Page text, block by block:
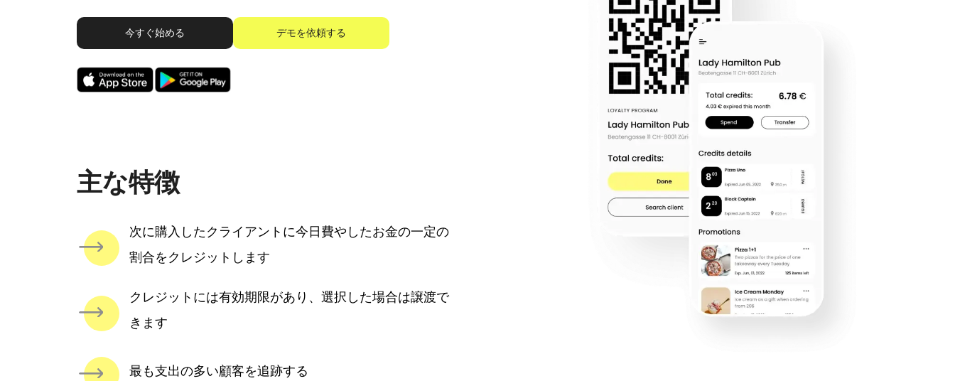
今すぐ始める デモを依頼する
主な特徴
次に購入したクライアントに今日費やしたお金の一定の
割合をクレジットします
クレジットには有効期限があり、選択した場合は譲渡で
きます
最も支出の多い顧客を追跡する